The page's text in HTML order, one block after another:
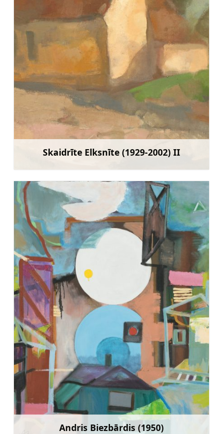
Skaidrīte Elksnīte (1929-2002) II
Andris Biezbārdis (1950)